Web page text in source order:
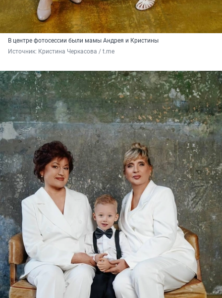
В центре фотосессии были мамы Андрея и Кристины
Источник: Кристина Черкасова / t.me